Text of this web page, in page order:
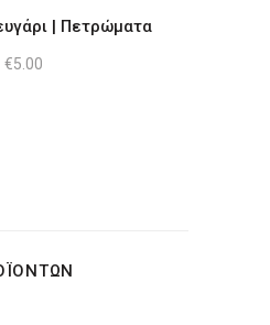
| Πετρώματα
€5.00